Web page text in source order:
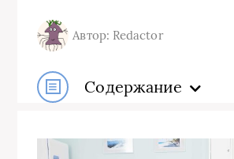
Автор: Redactor
Содержание